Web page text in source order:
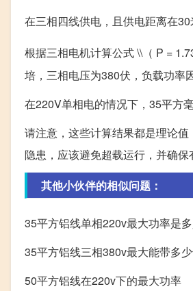
在三相四线供电，且供电距离在
根据三相电机计算公式 \\（ P =
培，三相电压为380伏，负载功率
在220V单相电的情况下，35平方
请注意，这些计算结果都是理论
隐患，应该避免超载运行，并确保
其他小伙伴的相似问题：
35平方铝线单相220v最大功率是
35平方铝线三相380v最大能带多
50平方铝线在220v下的最大功率